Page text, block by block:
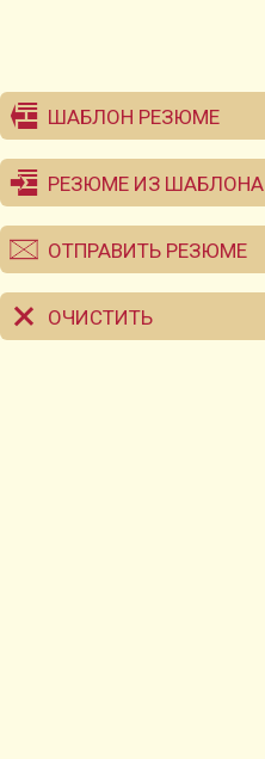
ШАБЛОН РЕЗЮМЕ
РЕЗЮМЕ ИЗ ШАБЛОНА
ОТПРАВИТЬ РЕЗЮМЕ
ОЧИСТИТЬ